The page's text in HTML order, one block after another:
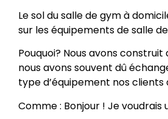
Le sol du salle de gym à
sur les équipements de salle
Pouquoi? Nous avons
nous avons souvent dû
type d’équipement nos clients
Comme : Bonjour ! Je voudrais